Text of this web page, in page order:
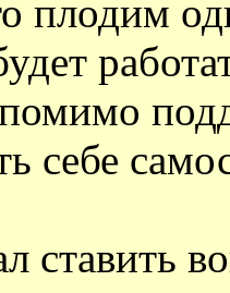
плодим
себе
ставить